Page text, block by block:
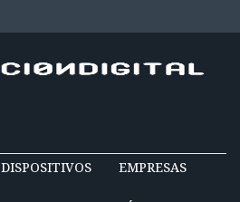
DISPOSITIVOS EMPRESAS